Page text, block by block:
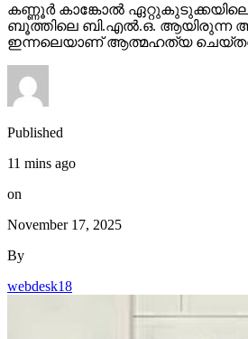
കണ്ണൂര്‍ കാങ്കോല്‍ ഏറ്റുകുടുക്കയിലെ
ബൂത്തിലെ ബി.എല്‍.ഒ. ആയിരുന്ന
ഇന്നലെയാണ് ആത്മഹത്യ
Published
11 mins ago
on
November 17, 2025
By
webdesk18